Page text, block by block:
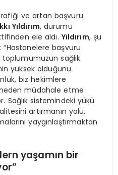
ve artan başvuru
Yıldırım, durumu
ele aldı. Yıldırım, şu
başvuru
toplumumuzun sağlık
yüksek olduğunu
biz hekimlere
müdahale etme
Sağlık sistemindeki yükü
artırmanın yolu,
yaygınlaştırmaktan
yaşamın bir